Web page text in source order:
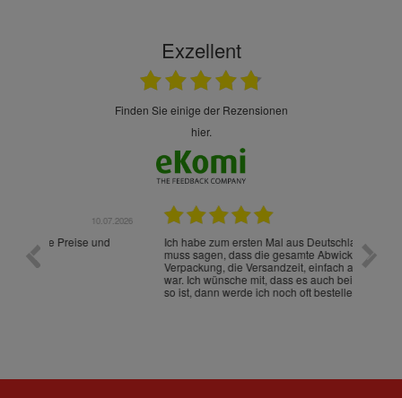
Exzellent
finden Sie einige der Rezensionen
hier.
Ich habe zum ersten Mal aus Deutschland bestellt und
muss sagen, dass die gesamte Abwicklung, die
Verpackung, die Versandzeit, einfach alles "excelente"
war. Ich wünsche mit, dass es auch beim nächsten Mal
so ist, dann werde ich noch oft bestellen! ¡Viva España!
Die
gut
ist